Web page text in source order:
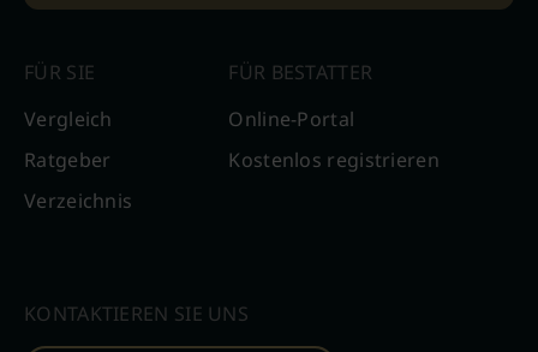
FÜR SIE
Vergleich
Ratgeber
Verzeichnis
FÜR BESTATTER
Online-Portal
Kostenlos registrieren
KONTAKTIEREN SIE UNS